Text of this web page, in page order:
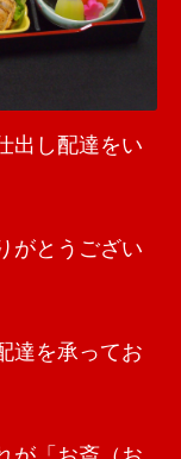
出し配達をい
がとうござい
達を承ってお